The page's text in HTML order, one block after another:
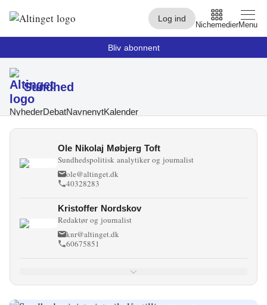
Log ind
Nichemedier
Arbejdsmarked
Arktis
Børn
Christiansborg
Civilsamfund
Energi og Forsyning
Menu
Bliv abonnent
Sundhed
NyhederDebatNavnenytKalender
Ole Nikolaj Møbjerg Toft
Sundhedspolitisk analytiker og journalist
ole@altinget.dk
40328283
Kristoffer Nordskov
Redaktør og journalist
knr@altinget.dk
60675851